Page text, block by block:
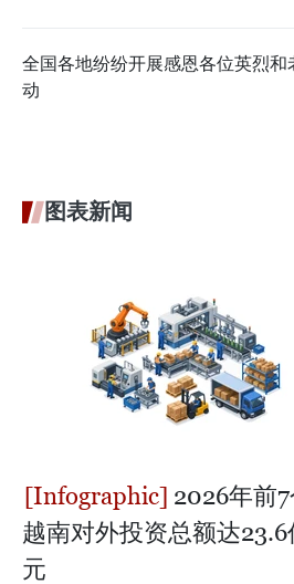
全国各地纷纷开展感恩各位英烈和
动
图表新闻
2026年前7
越南对外投资总额达23.6
元